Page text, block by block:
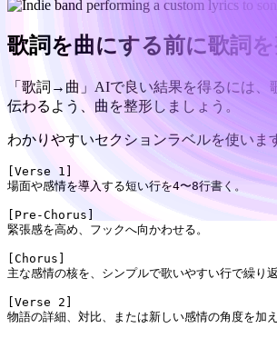
歌詞を曲にする前に歌詞を
「歌詞→曲」AIで良い結果を得るには
伝わるよう、曲を整形しましょう。
わかりやすいセクションラベルを使いま
[Verse 1]
場面や感情を導入する短い行を4〜8行書く。
[Pre-Chorus]
緊張感を高め、フックへ向かわせる。
[Chorus]
主な感情の核を、シンプルで歌いやすい行で繰り返
[Verse 2]
物語の詳細、対比、または新しい感情の角度を加え